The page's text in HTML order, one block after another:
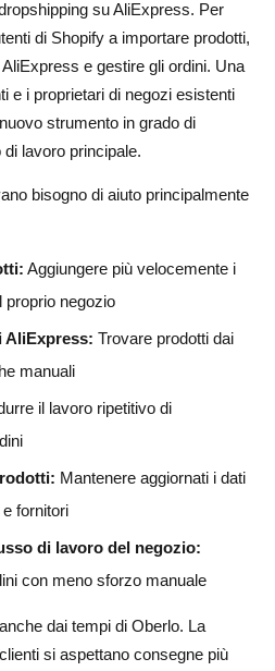
su AliExpress. Per
di Shopify a importare prodotti,
e gestire gli ordini. Una
e i proprietari di negozi esistenti
strumento in grado di
lavoro principale.
bisogno di aiuto principalmente
Aggiungere più velocemente i
proprio negozio
AliExpress: Trovare prodotti dai
manuali
il lavoro ripetitivo di
Mantenere aggiornati i dati
fornitori
di lavoro del negozio:
con meno sforzo manuale
dai tempi di Oberlo. La
si aspettano consegne più